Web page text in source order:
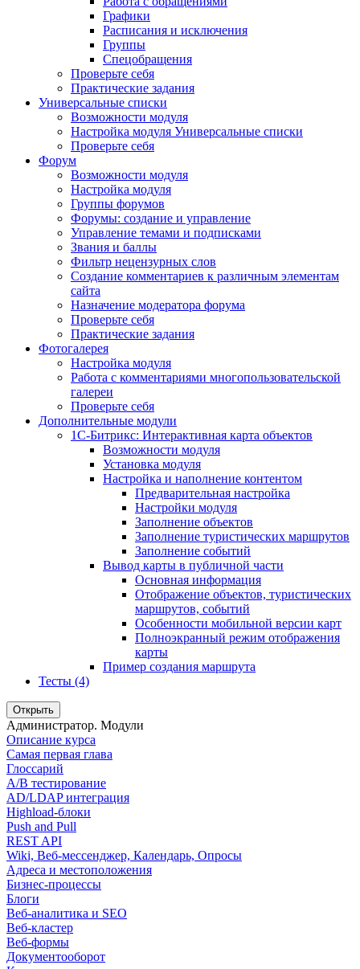
Графики
Расписания и исключения
Группы
Спецобращения
Проверьте себя
Практические задания
Универсальные списки
Возможности модуля
Настройка модуля Универсальные списки
Проверьте себя
Форум
Возможности модуля
Настройка модуля
Группы форумов
Форумы: создание и управление
Управление темами и подписками
Звания и баллы
Фильтр нецензурных слов
Создание комментариев к различным элементам
сайта
Назначение модератора форума
Проверьте себя
Практические задания
Фотогалерея
Настройка модуля
Работа с комментариями многопользовательской
галереи
Проверьте себя
Дополнительные модули
1С-Битрикс: Интерактивная карта объектов
Возможности модуля
Установка модуля
Настройка и наполнение контентом
Предварительная настройка
Настройки модуля
Заполнение объектов
Заполнение туристических маршрутов
Заполнение событий
Вывод карты в публичной части
Основная информация
Отображение объектов, туристических
маршрутов, событий
Особенности мобильной версии карт
Полноэкранный режим отображения
карты
Пример создания маршрута
Тесты (4)
Открыть
Администратор. Модули
Описание курса
Самая первая глава
Глоссарий
A/B тестирование
AD/LDAP интеграция
Highload-блоки
Push and Pull
REST API
Wiki, Веб-мессенджер, Календарь, Опросы
Адреса и местоположения
Бизнес-процессы
Блоги
Веб-аналитика и SEO
Веб-кластер
Веб-формы
Документооборот